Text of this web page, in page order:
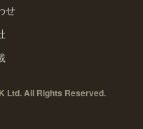
せ
Ltd. All Rights Reserved.